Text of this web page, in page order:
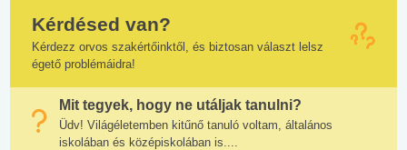
Kérdésed van?
Kérdezz orvos szakértőinktől, és biztosan választ lelsz
égető problémáidra!
Mit tegyek, hogy ne utáljak tanulni?
Üdv! Világéletemben kitűnő tanuló voltam, általános
iskolában és középiskolában is....